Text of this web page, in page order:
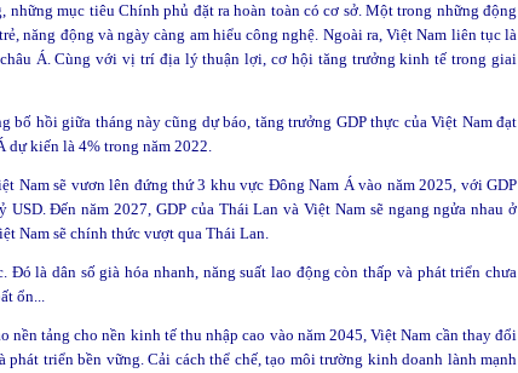
mục tiêu Chính phủ đặt ra hoàn toàn có cơ sở. Một trong những động
năng động và ngày càng am hiểu công nghệ. Ngoài ra, Việt Nam liên tục là
Á. Cùng với vị trí địa lý thuận lợi, cơ hội tăng trưởng kinh tế trong giai
hồi giữa tháng này cũng dự báo, tăng trưởng GDP thực của Việt Nam đạt
dự kiến là 4% trong năm 2022.
Nam sẽ vươn lên đứng thứ 3 khu vực Đông Nam Á vào năm 2025, với GDP
Đến năm 2027, GDP của Thái Lan và Việt Nam sẽ ngang ngửa nhau ở
Nam sẽ chính thức vượt qua Thái Lan.
là dân số già hóa nhanh, năng suất lao động còn thấp và phát triển chưa
ổn...
tảng cho nền kinh tế thu nhập cao vào năm 2045, Việt Nam cần thay đổi
triển bền vững. Cải cách thể chế, tạo môi trường kinh doanh lành mạnh